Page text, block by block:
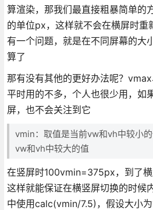
算渲染，那我们最直接粗暴简单的
的单位px，这样就不会在横屏时重
有一个问题，就是在不同屏幕的大
算了
那有没有其他的更好办法呢？
平时用的不多，个人也很少用，如
屏，也不会关注到它
vmin：取值是当前vw和vh中较小
vw和vh中较大的值
在竖屏时100vmin=375px，到了
这样就能保证在横竖屏切换的时候
中使用calc(vmin/7.5)，假设大小